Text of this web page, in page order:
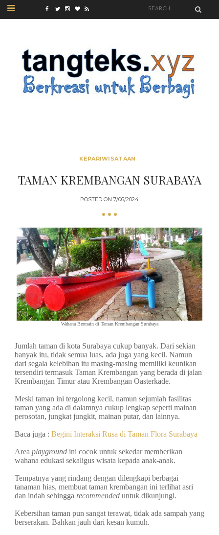
KEPARIWISATAAN
TAMAN KREMBANGAN SURABAYA
POSTED ON 7/06/2024
Wahana Bermain di Taman Krembangan Surabaya
Jumlah taman di kota Surabaya cukup banyak. Dari sekian
banyak itu, tidak semua luas, ada juga yang kecil. Namun
dari segala kelebihan itu masing-masing memiliki keunikan
tersendiri termasuk Taman Krembangan yang berada di jalan
Krembangan Timur atau Krembangan Oasterkade.
Meski taman ini tergolong kecil, namun sejumlah fasilitas
taman yang ada di dalamnya cukup lengkap seperti mainan
perosotan, jungkat jungkit, mainan putar, dan lainnya.
Baca juga : Begini Interaksi Rusa di Taman Flora Surabaya
Area playground ini cocok untuk sekedar memberikan
wahana edukasi sekaligus wisata kepada anak-anak.
Tempatnya yang rindang dengan dilengkapi berbagai
tanaman hias, membuat taman krembangan ini terlihat asri
dan indah sehingga recommended untuk dikunjungi.
Kebersihan taman pun sangat terawat, tidak ada sampah yang
berserakan. Bahkan jauh dari kesan kumuh.